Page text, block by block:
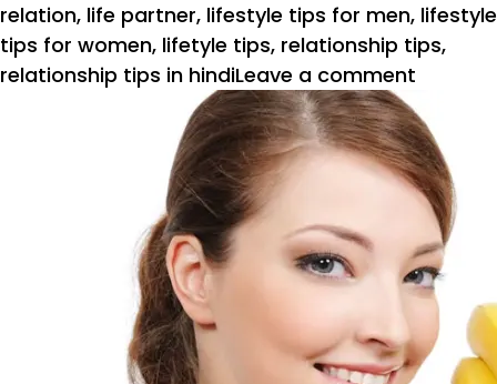
relation, life partner, lifestyle tips for men, lifestyle
tips for women, lifetyle tips, relationship tips,
relationship tips in hindiLeave a comment
कहीं
आपका
पार्टनर
भी
तो
चीटर
नहीं,
इन
6
संकेत